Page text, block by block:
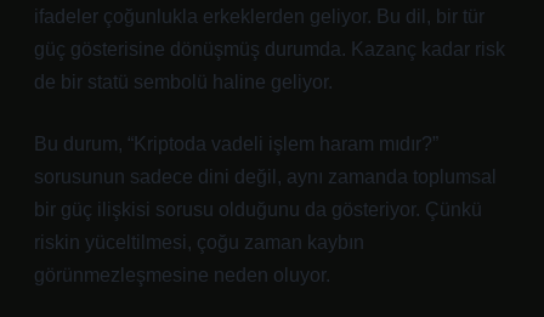
ifadeler çoğunlukla erkeklerden geliyor. Bu dil, bir tür
güç gösterisine dönüşmüş durumda. Kazanç kadar risk
de bir statü sembolü haline geliyor.
Bu durum, “Kriptoda vadeli işlem haram mıdır?”
sorusunun sadece dini değil, aynı zamanda toplumsal
bir güç ilişkisi sorusu olduğunu da gösteriyor. Çünkü
riskin yüceltilmesi, çoğu zaman kaybın
görünmezleşmesine neden oluyor.